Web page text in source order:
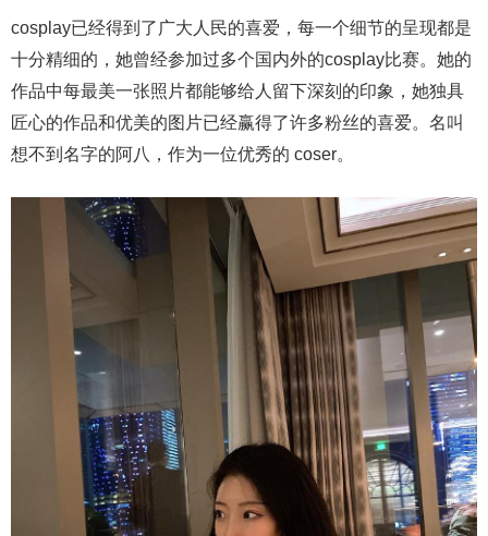
cosplay已经得到了广大人民的喜爱，每一个细节的呈现都是
十分精细的，她曾经参加过多个国内外的cosplay比赛。她的
作品中每最美一张照片都能够给人留下深刻的印象，她独具
匠心的作品和优美的图片已经赢得了许多粉丝的喜爱。名叫
想不到名字的阿八，作为一位优秀的 coser。